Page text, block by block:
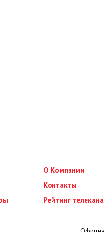
О Компании
Контакты
Рейтинг